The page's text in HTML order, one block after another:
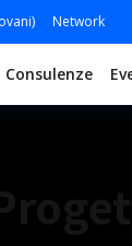
Network
Consulenze